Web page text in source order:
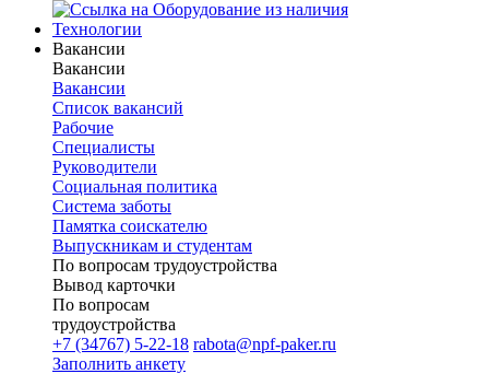
Технологии
Вакансии
Вакансии
Вакансии
Список вакансий
Рабочие
Специалисты
Руководители
Cоциальная политика
Система заботы
Памятка соискателю
Выпускникам и студентам
По вопросам трудоустройства
Вывод карточки
По вопросам
трудоустройства
+7 (34767) 5-22-18 rabota@npf-paker.ru
Заполнить анкету